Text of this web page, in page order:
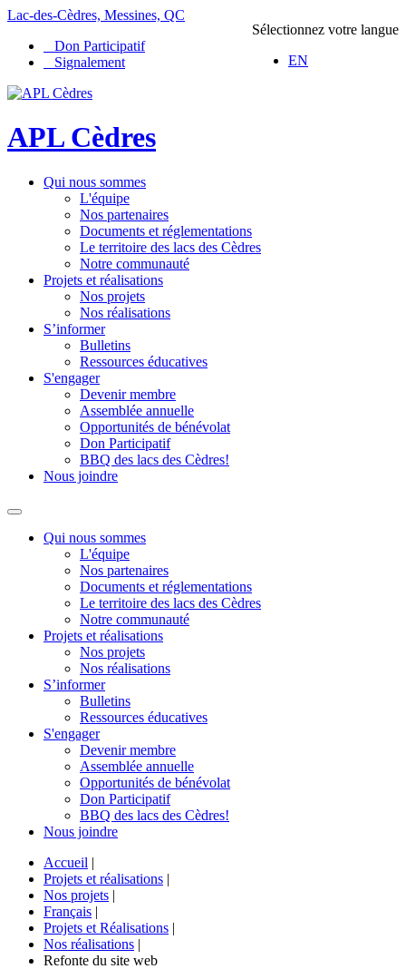
Sélectionnez votre langue
EN
Lac-des-Cèdres, Messines, QC
Don Participatif
Signalement
APL Cèdres
Qui nous sommes
L'équipe
Nos partenaires
Documents et réglementations
Le territoire des lacs des Cèdres
Notre communauté
Projets et réalisations
Nos projets
Nos réalisations
S’informer
Bulletins
Ressources éducatives
S'engager
Devenir membre
Assemblée annuelle
Opportunités de bénévolat
Don Participatif
BBQ des lacs des Cèdres!
Nous joindre
Qui nous sommes
L'équipe
Nos partenaires
Documents et réglementations
Le territoire des lacs des Cèdres
Notre communauté
Projets et réalisations
Nos projets
Nos réalisations
S’informer
Bulletins
Ressources éducatives
S'engager
Devenir membre
Assemblée annuelle
Opportunités de bénévolat
Don Participatif
BBQ des lacs des Cèdres!
Nous joindre
Accueil |
Projets et réalisations |
Nos projets |
Français |
Projets et Réalisations |
Nos réalisations |
Refonte du site web